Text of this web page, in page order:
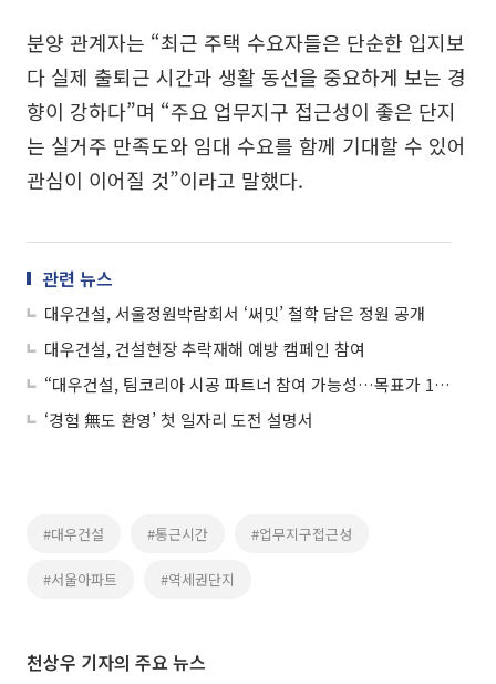
분양 관계자는 “최근 주택 수요자들은 단순한 입지보
다 실제 출퇴근 시간과 생활 동선을 중요하게 보는 경
향이 강하다”며 “주요 업무지구 접근성이 좋은 단지
는 실거주 만족도와 임대 수요를 함께 기대할 수 있어
관심이 이어질 것”이라고 말했다.
관련 뉴스
대우건설, 서울정원박람회서 ‘써밋’ 철학 담은 정원 공개
대우건설, 건설현장 추락재해 예방 캠페인 참여
“대우건설, 팀코리아 시공 파트너 참여 가능성…목표가 19%↑ ”
‘경험 無도 환영’ 첫 일자리 도전 설명서
#대우건설 #통근시간 #업무지구접근성
#서울아파트 #역세권단지
천상우 기자의 주요 뉴스